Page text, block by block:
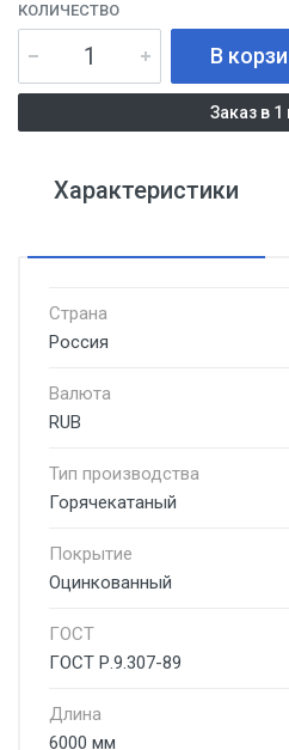
КОЛИЧЕСТВО
В
Заказ в 1
Характеристики
Страна
Россия
Валюта
RUB
Тип производства
Горячекатаный
Покрытие
Оцинкованный
ГОСТ
ГОСТ Р.9.307-89
Длина
6000 мм